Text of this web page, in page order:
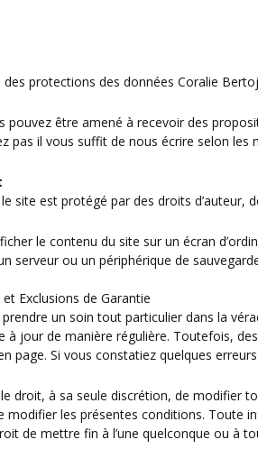
protections des données Coralie
pouvez être amené à recevoir des
pas il vous suffit de nous écrire selon
site est protégé par des droits d’auteur,
le contenu du site sur un écran
serveur ou un périphérique de
Exclusions de Garantie
prendre un soin tout particulier dans la
à jour de manière régulière. Toutefois,
page. Si vous constatiez quelques
le droit, à sa seule discrétion, de
modifier les présentes conditions.
de mettre fin à l’une quelconque ou à